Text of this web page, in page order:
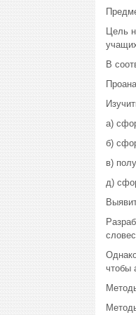
Цель
В
а)
б)
в)
д)
чтобы